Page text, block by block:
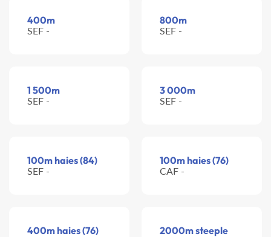
400m
SEF -
800m
SEF -
1 500m
SEF -
3 000m
SEF -
100m haies (84)
SEF -
100m haies (76)
CAF -
400m haies (76)
2000m steeple